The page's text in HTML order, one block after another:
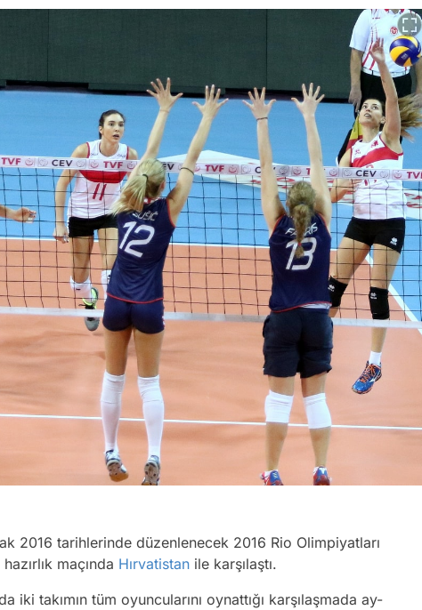
2016 tarihlerinde düzenlenecek 2016 Rio Olimpiyatları
maçında Hırvatistan ile karşılaştı.
iki takımın tüm oyuncularını oynattığı karşılaşmada ay-